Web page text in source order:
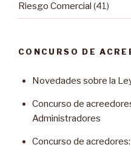
Riesgo Comercial (41)
CONCURSO DE
Novedades sobre la
Concurso de
Administradores
Concurso de